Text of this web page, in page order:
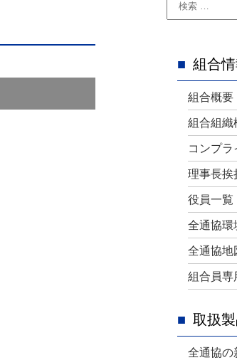
組合
組合概要
組合組織
コンプ
理事長挨
役員一覧
全通協環
全通協地
組合員専
取扱
全通協の